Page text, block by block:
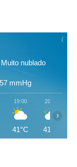
Muito nublado
mmHg
19:00
41°C
20:00
41°C
›